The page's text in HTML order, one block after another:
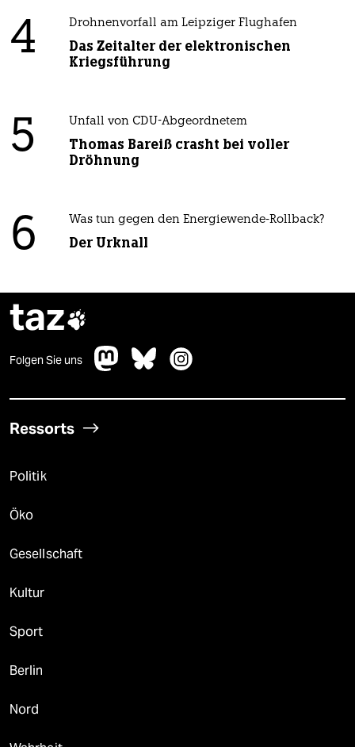
4 Drohnenvorfall am Leipziger Flughafen
Das Zeitalter der elektronischen
Kriegsführung
5 Unfall von CDU-Abgeordnetem
Thomas Bareiß crasht bei voller
Dröhnung
6 Was tun gegen den Energiewende-Rollback?
Der Urknall
taz
Folgen Sie uns
Ressorts
Politik
Öko
Gesellschaft
Kultur
Sport
Berlin
Nord